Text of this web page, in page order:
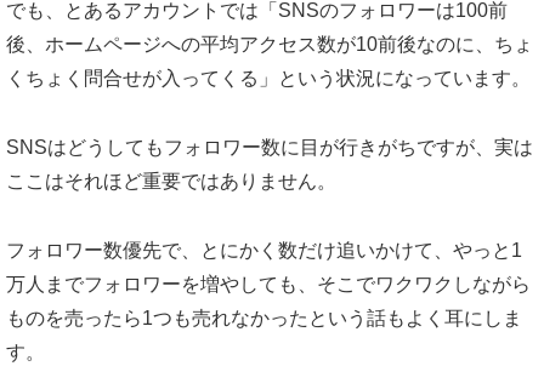
でも、とあるアカウントでは「SNSのフォロワーは100前
後、ホームページへの平均アクセス数が10前後なのに、ちょ
くちょく問合せが入ってくる」という状況になっています。
SNSはどうしてもフォロワー数に目が行きがちですが、実は
ここはそれほど重要ではありません。
フォロワー数優先で、とにかく数だけ追いかけて、やっと1
万人までフォロワーを増やしても、そこでワクワクしながら
ものを売ったら1つも売れなかったという話もよく耳にしま
す。